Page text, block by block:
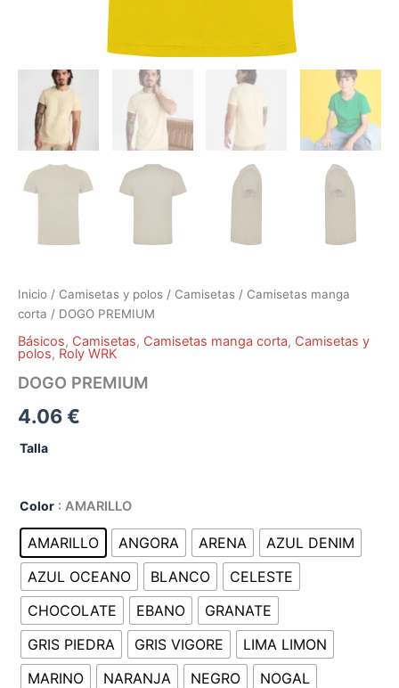
Inicio / Camisetas y polos / Camisetas / Camisetas manga
corta / DOGO PREMIUM
Básicos, Camisetas, Camisetas manga corta, Camisetas y
polos, Roly WRK
DOGO PREMIUM
4.06€
Talla
Color : AMARILLO
AMARILLO ANGORA ARENA
AZUL DENIM
AZUL OCEANO
BLANCO
CELESTE
CHOCOLATE
EBANO
GRANATE
GRIS PIEDRA
GRIS VIGORE
LIMA LIMON
MARINO
NARANJA NEGRO
NOGAL